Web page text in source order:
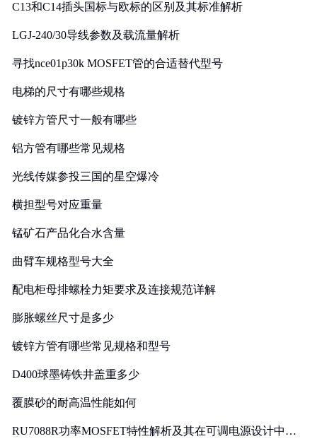
C13和C14插头国标与欧标的区别及其标准解析
LGJ-240/30导线参数及载流量解析
寻找nce01p30k MOSFET管的合适替代型号
电梯的尺寸有哪些规格
镀锌方管尺寸一般有哪些
铝方管有哪些常见规格
光线传媒参投三国的星空爆冷
横担型号对应重量
锰矿石产品化合水含量
曲臂车规格型号大全
配电柜母排螺栓力矩要求及连接规范详解
膨胀螺丝尺寸是多少
镀锌方管有哪些常见规格和型号
D400球墨铸铁井盖重多少
覆膜砂的耐高温性能如何
RU7088R功率MOSFET特性解析及其在可调电源设计中的